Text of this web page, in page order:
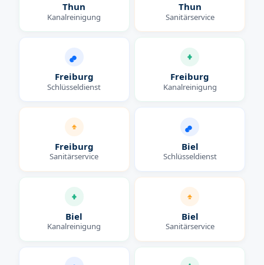
Thun
Kanalreinigung
Thun
Sanitärservice
Freiburg
Schlüsseldienst
Freiburg
Kanalreinigung
Freiburg
Sanitärservice
Biel
Schlüsseldienst
Biel
Kanalreinigung
Biel
Sanitärservice